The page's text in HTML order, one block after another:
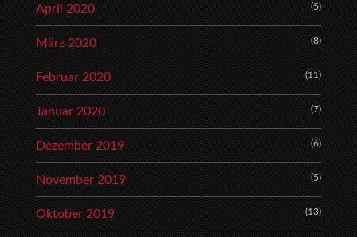
April 2020 (5)
März 2020 (8)
Februar 2020 (11)
Januar 2020 (7)
Dezember 2019 (6)
November 2019 (5)
Oktober 2019 (13)